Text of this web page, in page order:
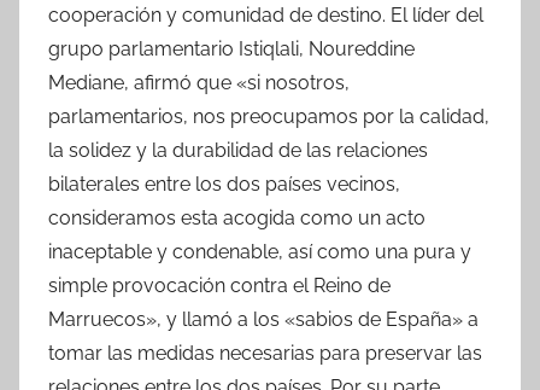
cooperación y comunidad de destino. El líder del
grupo parlamentario Istiqlali, Noureddine
Mediane, afirmó que «si nosotros,
parlamentarios, nos preocupamos por la calidad,
la solidez y la durabilidad de las relaciones
bilaterales entre los dos países vecinos,
consideramos esta acogida como un acto
inaceptable y condenable, así como una pura y
simple provocación contra el Reino de
Marruecos», y llamó a los «sabios de España» a
tomar las medidas necesarias para preservar las